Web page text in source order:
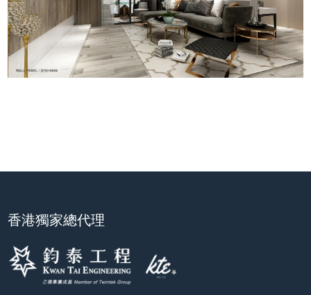
香港獨家總代理